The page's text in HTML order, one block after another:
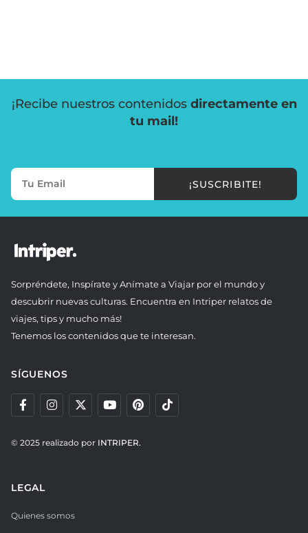
¡Recibe nuestros contenidos directamente en
tu mail!
¡SUSCRIBITE!
Sorpréndete, Inspírate y Anímate a Viajar por el mundo y
descubrir nuevas culturas. Encuentra en Intriper relatos de
viajes, tips y mucho más!
Tenemos los contenidos que te interesan.
SÍGUENOS
© 2025 realizado por INTRIPER.
LEGAL
Quienes somos